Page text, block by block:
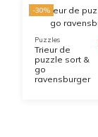
-30%
Puzzles
Trieur de
puzzle sort &
go
ravensburger